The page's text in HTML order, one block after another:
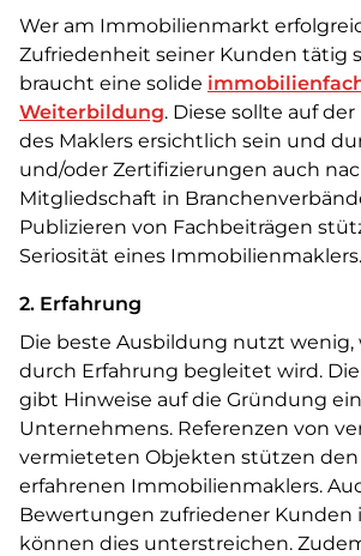
Wer am Immobilienmarkt
Zufriedenheit seiner Kunden tätig
braucht eine solide
Weiterbildung. Diese sollte auf
des Maklers ersichtlich sein und
und/oder Zertifizierungen auch
Mitgliedschaft in
Publizieren von Fachbeiträgen
Seriosität eines Immobilienmaklers.
2. Erfahrung
Die beste Ausbildung nutzt wenig,
durch Erfahrung begleitet wird.
gibt Hinweise auf die Gründung
Unternehmens. Referenzen von
vermieteten Objekten stützen
erfahrenen Immobilienmaklers.
Bewertungen zufriedener Kunden
können dies unterstreichen.